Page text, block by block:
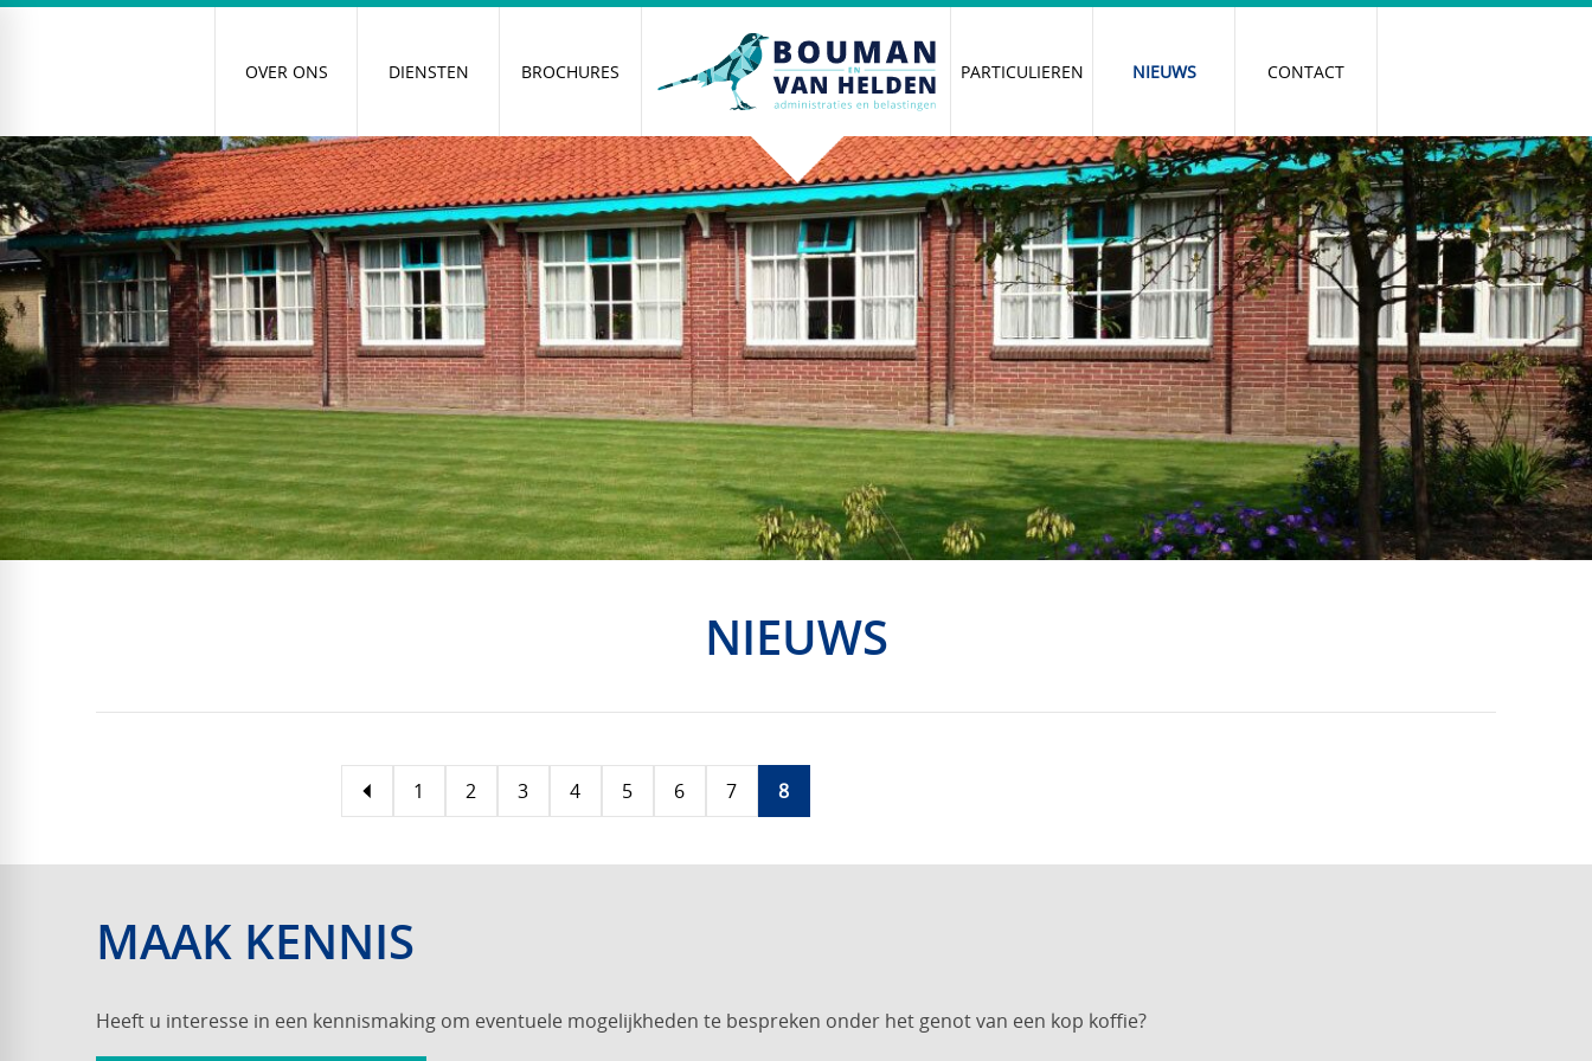
OVER ONS DIENSTEN BROCHURES PARTICULIEREN NIEUWS CONTACT
NIEUWS
1 2 3 4 5 6 7 8
MAAK KENNIS
Heeft u interesse in een kennismaking om eventuele mogelijkheden te bespreken onder het genot van een kop koffie?